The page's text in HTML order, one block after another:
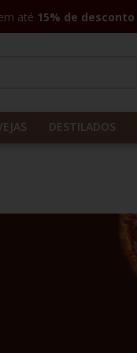
até 15% de desconto
DESTILADOS